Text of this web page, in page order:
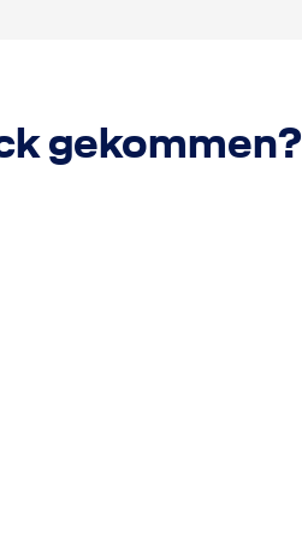
gekommen?